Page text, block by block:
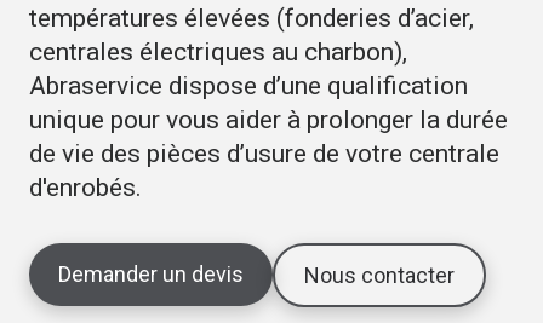
températures élevées (fonderies d’acier,
centrales électriques au charbon),
Abraservice dispose d’une qualification
unique pour vous aider à prolonger la durée
de vie des pièces d’usure de votre centrale
d'enrobés.
Demander un devis Nous contacter